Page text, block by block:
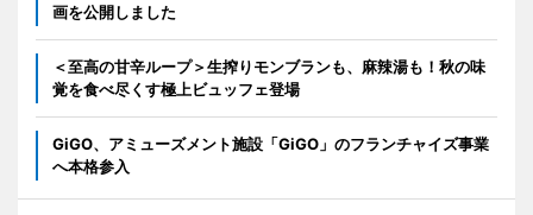
画を公開しました
＜至高の甘辛ループ＞生搾りモンブランも、麻辣湯も！秋の味
覚を食べ尽くす極上ビュッフェ登場
GiGO、アミューズメント施設「GiGO」のフランチャイズ事業
へ本格参入